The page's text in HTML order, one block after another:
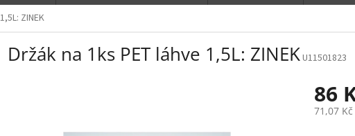
ZINEK
Držák na 1ks PET láhve 1,5L: ZINEKU11501823
86
71,07